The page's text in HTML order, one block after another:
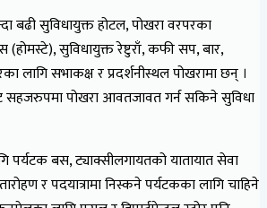
बढी सुविधायुक्त होटल, पोखरा वरपरका
(होमस्टे), सुविधायुक्त रेष्टुराँ, कफी सप, बार,
लागि सभाकक्ष र प्रदर्शनीस्थल पोखरामा छन् ।
सहजरुपमा पोखरा आवतजावत गर्न सकिने सुविधा
पर्यटक बस, ट्याक्सीलगायतको यातायात सेवा
र पदयात्रामा निस्कने पर्यटकका लागि चाहिने